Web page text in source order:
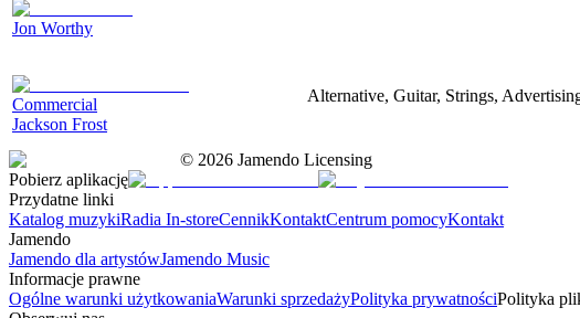
Jon Worthy
Commercial
Jackson Frost
Alternative, Guitar, Strings,
© 2026 Jamendo Licensing
Pobierz aplikację
Przydatne linki
Katalog muzykiRadia In-storeCennikKontaktCentrum pomocyKontakt
Jamendo
Jamendo dla artystówJamendo Music
Informacje prawne
Ogólne warunki użytkowaniaWarunki sprzedażyPolityka prywatnościPolityka